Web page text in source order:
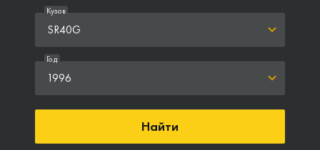
SR40G
Кузов
1996
Год
Найти